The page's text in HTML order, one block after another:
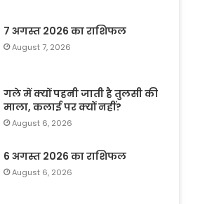
7 अगस्त 2026 का राशिफल
August 7, 2026
गले में क्यों पहनी जाती है तुलसी की
माला, कलाई पर क्यों नहीं?
August 6, 2026
6 अगस्त 2026 का राशिफल
August 6, 2026